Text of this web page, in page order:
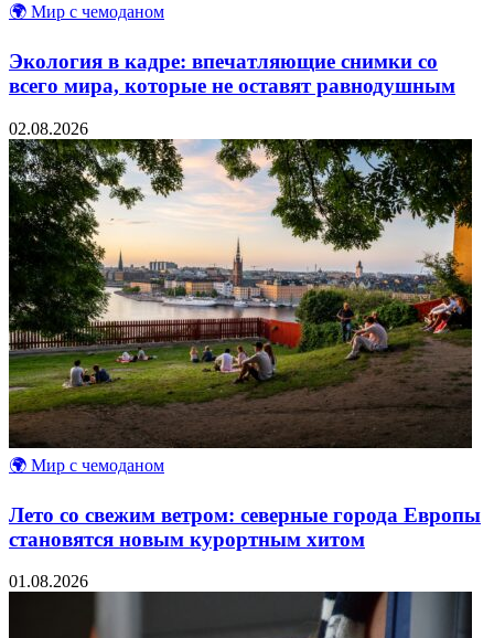
🌍 Мир с чемоданом
Экология в кадре: впечатляющие снимки со
всего мира, которые не оставят равнодушным
02.08.2026
🌍 Мир с чемоданом
Лето со свежим ветром: северные города Европы
становятся новым курортным хитом
01.08.2026